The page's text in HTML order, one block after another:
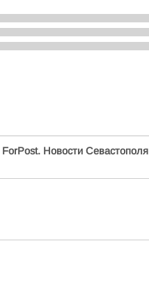
ForPost. Новости Севастополя